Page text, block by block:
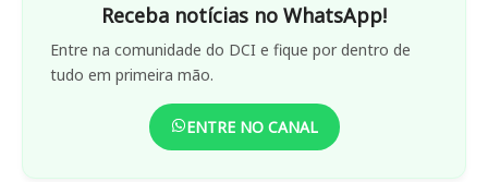
Receba notícias no WhatsApp!
Entre na comunidade do DCI e fique por dentro de
tudo em primeira mão.
ENTRE NO CANAL